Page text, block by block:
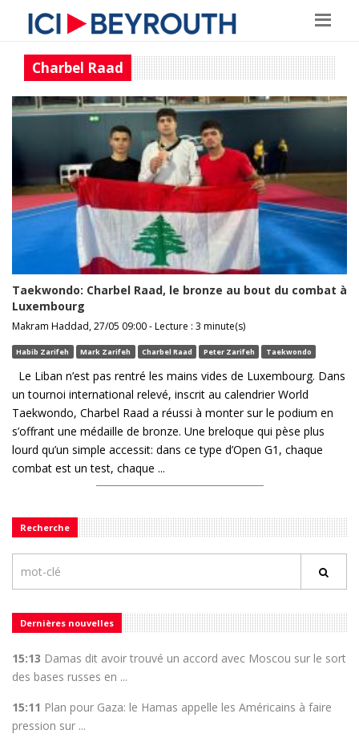
Charbel Raad
Taekwondo: Charbel Raad, le bronze au bout du combat à
Luxembourg
Makram Haddad, 27/05 09:00 - Lecture : 3 minute(s)
Habib Zarifeh Mark Zarifeh Charbel Raad Peter Zarifeh Taekwondo
Le Liban n’est pas rentré les mains vides de Luxembourg. Dans
un tournoi international relevé, inscrit au calendrier World
Taekwondo, Charbel Raad a réussi à monter sur le podium en
s’offrant une médaille de bronze. Une breloque qui pèse plus
lourd qu’un simple accessit: dans ce type d’Open G1, chaque
combat est un test, chaque ...
Recherche
Dernières nouvelles
15:13 Damas dit avoir trouvé un accord avec Moscou sur le sort
des bases russes en ...
15:11 Plan pour Gaza: le Hamas appelle les Américains à faire
pression sur ...